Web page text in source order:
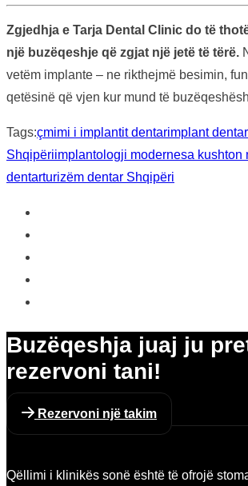
Zgjedhja e Tarja Dental Clinic do të
një buzëqeshje që zgjat një jetë të tërë.
vetëm implante – ne rikthejmë besimin,
qetësinë që vjen kur mund të
Tags:çmimi i implantit dentarimplant dentar
Shqipëriimplantologji modernesa kushton
dentarturizëm dentar Shqipëri
Buzëqeshja juaj ju
rezervoni tani!
Rezervoni një takim
Qëllimi i klinikës sonë është të ofrojë